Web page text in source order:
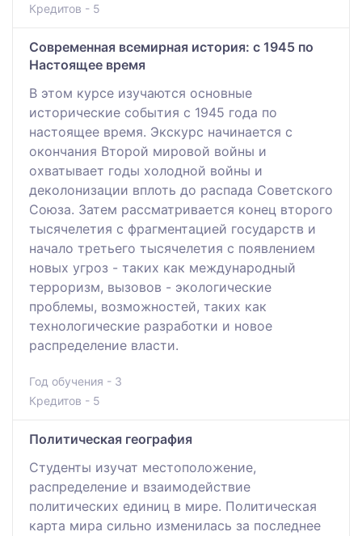
Кредитов - 5
Современная всемирная история: с 1945 по
Настоящее время
В этом курсе изучаются основные
исторические события с 1945 года по
настоящее время. Экскурс начинается с
окончания Второй мировой войны и
охватывает годы холодной войны и
деколонизации вплоть до распада Советского
Союза. Затем рассматривается конец второго
тысячелетия с фрагментацией государств и
начало третьего тысячелетия с появлением
новых угроз - таких как международный
терроризм, вызовов - экологические
проблемы, возможностей, таких как
технологические разработки и новое
распределение власти.
Год обучения - 3
Кредитов - 5
Политическая география
Студенты изучат местоположение,
распределение и взаимодействие
политических единиц в мире. Политическая
карта мира сильно изменилась за последнее